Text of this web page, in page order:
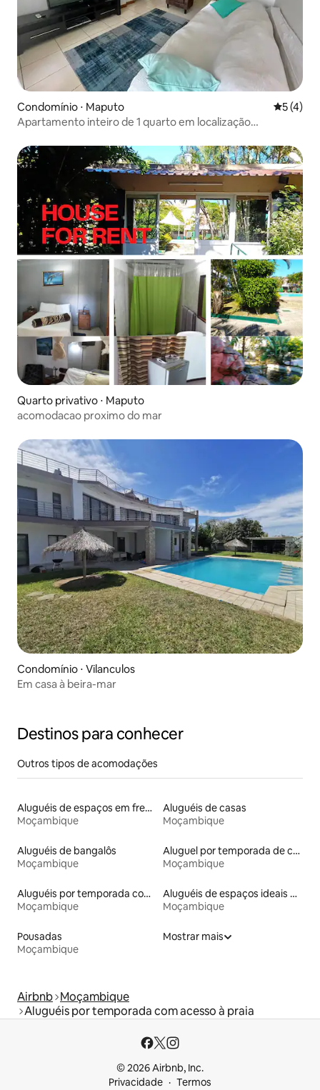
Condomínio ⋅ Maputo 5 de
5 (4)
Apartamento inteiro de 1 quarto em localização
Quarto privativo ⋅ Maputo
acomodacao proximo do mar
Condomínio ⋅ Vilanculos
Em casa à beira-mar
Destinos para conhecer
Outros tipos de acomodações
Aluguéis de espaços em frente à praia
Moçambique
Aluguéis de casas
Moçambique
Aluguéis de bangalôs
Moçambique
Aluguel por temporada de casas de veraneio
Moçambique
Aluguéis por temporada com caiaque
Moçambique
Aluguéis de espaços ideais para famílias
Moçambique
Pousadas
Moçambique
Mostrar mais
Airbnb Moçambique
Aluguéis por temporada com acesso à praia
© 2026 Airbnb, Inc.
Privacidade
Termos